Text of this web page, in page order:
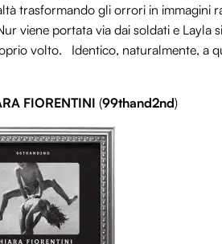
trasformando gli orrori in immagini
viene portata via dai soldati e Layla
volto. Identico, naturalmente, a
FIORENTINI (99thand2nd)